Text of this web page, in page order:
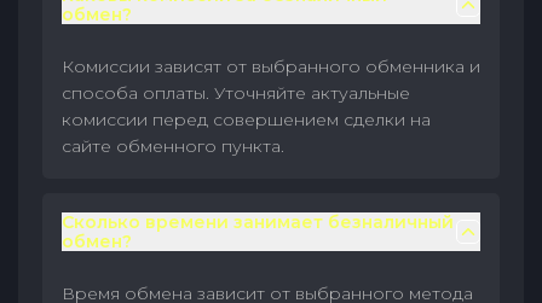
обмен?
Комиссии зависят от выбранного обменника и
способа оплаты. Уточняйте актуальные
комиссии перед совершением сделки на
сайте обменного пункта.
Сколько времени занимает безналичный
обмен?
Время обмена зависит от выбранного метода